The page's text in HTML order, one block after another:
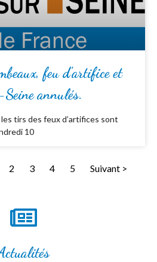
feu d’artifice et
annulés.
tirs des feux d’artifices sont
10
2 3 4 5 Suivant >